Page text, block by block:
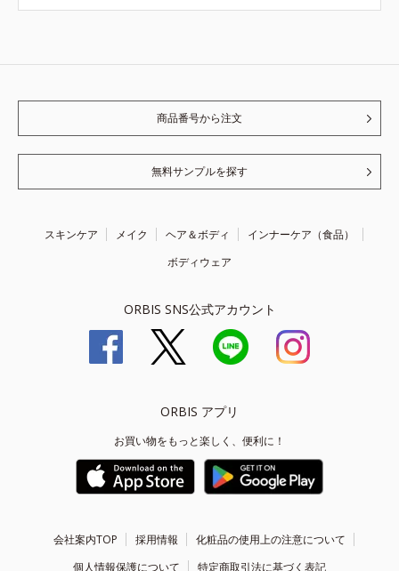
商品番号から注文
無料サンプルを探す
スキンケア メイク ヘア＆ボディ
インナーケア（食品）
ボディウェア
ORBIS SNS公式アカウント
ORBIS アプリ
お買い物をもっと楽しく、便利に！
会社案内TOP 採用情報
化粧品の使用上の注意について
個人情報保護について
特定商取引法に基づく表記